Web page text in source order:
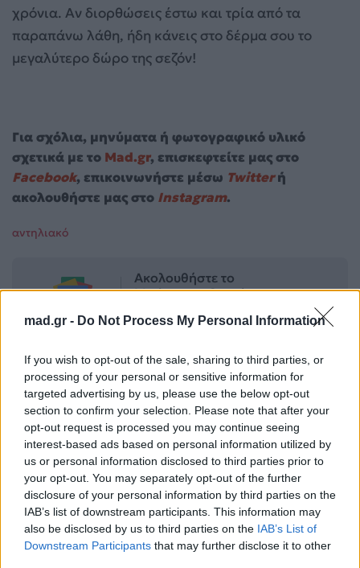
mad.gr - Do Not Process My Personal Information
If you wish to opt-out of the sale, sharing to third parties, or
processing of your personal or sensitive information for
targeted advertising by us, please use the below opt-out
section to confirm your selection. Please note that after your
opt-out request is processed you may continue seeing
interest-based ads based on personal information utilized by
us or personal information disclosed to third parties prior to
your opt-out. You may separately opt-out of the further
disclosure of your personal information by third parties on the
IAB’s list of downstream participants. This information may
also be disclosed by us to third parties on the IAB’s List of
Downstream Participants that may further disclose it to other
χρόνια. Αν διορθώσεις έστω και τρία από τα
παραπάνω λάθη, ήδη κάνεις στο δέρμα σου το
μεγαλύτερο δώρο της σεζόν!
Για σχόλια, μηνύματα ή φωτογραφικό υλικό
σχετικά με το Mad.gr, επισκεφτείτε μας στο
Facebook, επικοινωνήστε μέσω Twitterή
ακολουθήστε μας στο Instagram.
αντηλιακό
Ακολουθήστε το
Mad.gr στο Google
Ακολουθήστε το
Mad.gr στο MSN
Μοιράσου αυτό το άρθρο